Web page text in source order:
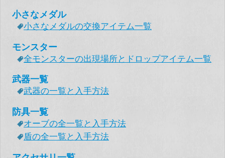
小さなメダル
小さなメダルの交換アイテム一覧
モンスター
全モンスターの出現場所とドロップアイテム一覧
武器一覧
武器の一覧と入手方法
防具一覧
オーブの全一覧と入手方法
盾の全一覧と入手方法